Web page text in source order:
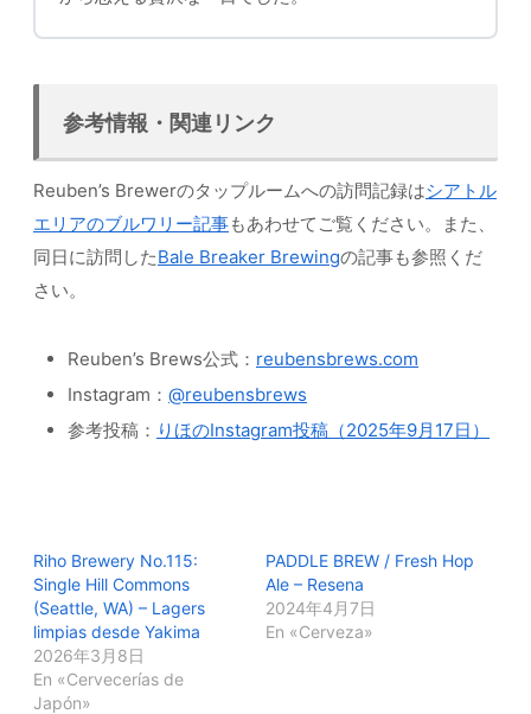
参考情報・関連リンク
Reuben’s Brewerのタップルームへの訪問記録はシアトル
エリアのブルワリー記事もあわせてご覧ください。また、
同日に訪問したBale Breaker Brewingの記事も参照くだ
さい。
Reuben’s Brews公式： reubensbrews.com
Instagram： @reubensbrews
参考投稿： りほのInstagram投稿（2025年9月17日）
Riho Brewery No.115:
Single Hill Commons
(Seattle, WA) – Lagers
limpias desde Yakima
2026年3月8日
En «Cervecerías de
Japón»
PADDLE BREW / Fresh Hop
Ale – Resena
2024年4月7日
En «Cerveza»